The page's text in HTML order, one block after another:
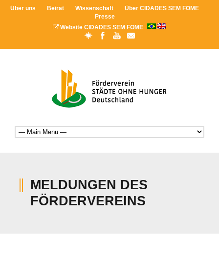
Über uns Beirat Wissenschaft
Über CIDADES SEM FOME
Presse
Website CIDADES SEM FOME
MELDUNGEN DES
FÖRDERVEREINS